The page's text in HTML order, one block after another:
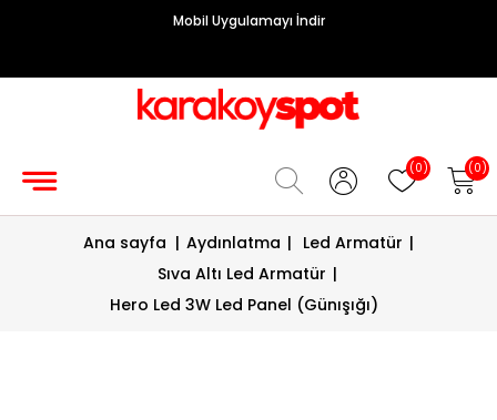
Mobil Uygulamayı İndir
(0) (0)
Grup
Sigorta/
Ana sayfa | Aydınlatma | Led Armatür |
Sıva Altı Led Armatür |
Hero Led 3W Led Panel (Günışığı)